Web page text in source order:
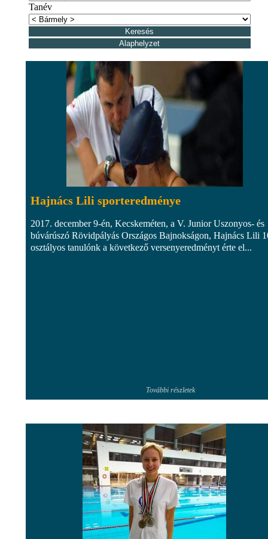
Tanév
Hajnács Lili sporteredménye
2017. december 9-én, Kecskeméten, a V. Junior Uszonyos- és
búvárúszó Rövidpályás Országos Bajnokságon, Hajnács Lili
osztályos tanulónk a következő versenyeredményt érte el...
További részletek